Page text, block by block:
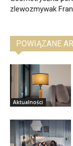
zlewozmywak
POWIĄZANE
Aktualności